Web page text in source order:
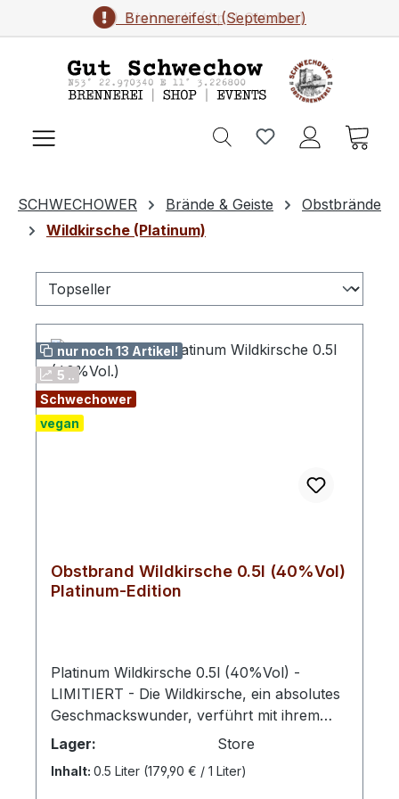
Zum Hauptinhalt springenFlohmarkt (April-Oktober)
Brennereifest (September)
SCHWECHOWER Brände & Geiste
Obstbrände
Wildkirsche (Platinum)
nur noch 13 Artikel!
5 ..
Schwechower
vegan
Obstbrand Wildkirsche 0.5l (40%Vol)
Platinum-Edition
Platinum Wildkirsche 0.5l (40%Vol) -
LIMITIERT - Die Wildkirsche, ein absolutes
Geschmackswunder, verführt mit ihrem
eleganten Geschmack. Durch den
unvergleichlichen Charakter und dezente
Süße ein wahrer Zauber am Gaumen. Die
Lager: Store
Inhalt: 0.5 Liter (179,90 € / 1 Liter)